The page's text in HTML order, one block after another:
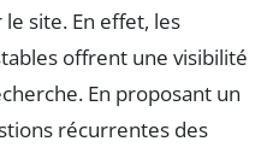
le site. En effet, les
offrent une visibilité
En proposant un
récurrentes des